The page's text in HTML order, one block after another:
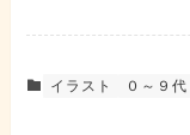
イラスト ０～９代